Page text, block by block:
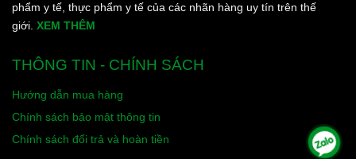
phẩm y tế, thực phẩm y tế của các nhãn hàng uy tín trên thế
giới. XEM THÊM
THÔNG TIN - CHÍNH SÁCH
Hướng dẫn mua hàng
Chính sách bảo mật thông tin
Chính sách đổi trả và hoàn tiền